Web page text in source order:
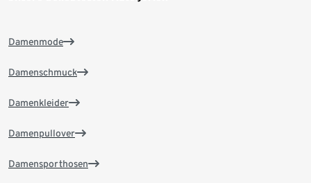
Damenmode
Damenschmuck
Damenkleider
Damenpullover
Damensporthosen